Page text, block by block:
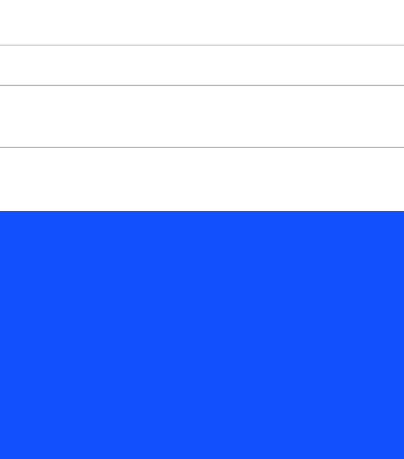
Zuversicht in die nächsten Spiele!
In der Auftaktwoche in Gießen
macht Hoffnung auf den Triple-